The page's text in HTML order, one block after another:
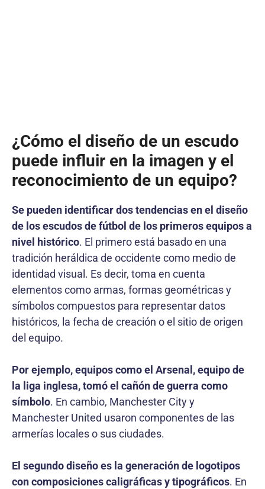
¿Cómo el diseño de un escudo
puede influir en la imagen y el
reconocimiento de un equipo?
Se pueden identificar dos tendencias en el diseño
de los escudos de fútbol de los primeros equipos a
nivel histórico. El primero está basado en una
tradición heráldica de occidente como medio de
identidad visual. Es decir, toma en cuenta
elementos como armas, formas geométricas y
símbolos compuestos para representar datos
históricos, la fecha de creación o el sitio de origen
del equipo.
Por ejemplo, equipos como el Arsenal, equipo de
la liga inglesa, tomó el cañón de guerra como
símbolo. En cambio, Manchester City y
Manchester United usaron componentes de las
armerías locales o sus ciudades.
El segundo diseño es la generación de logotipos
con composiciones caligráficas y tipográficos. En